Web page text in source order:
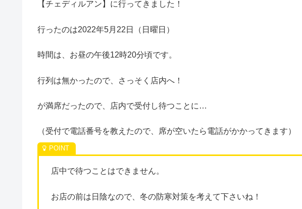
【チェディルアン】に行ってきました！
行ったのは2022年5月22日（日曜日）
時間は、お昼の午後12時20分頃です。
行列は無かったので、さっそく店内へ！
が満席だったので、店内で受付し待つことに…
（受付で電話番号を教えたので、席が空いたら電話がかかってきます）
店中で待つことはできません。
お店の前は日陰なので、冬の防寒対策を考えて下さいね！